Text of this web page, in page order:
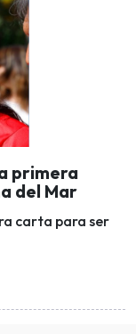
primera
del Mar
carta para ser